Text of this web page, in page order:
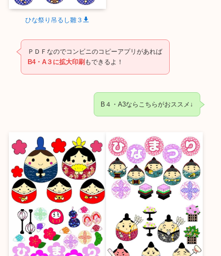
ひな祭り吊るし雛３
ＰＤＦなのでコンビニのコピーアプリがあれば
B4・A３に拡大印刷 もできるよ！
B４・A3ならこちらがおススメ↓